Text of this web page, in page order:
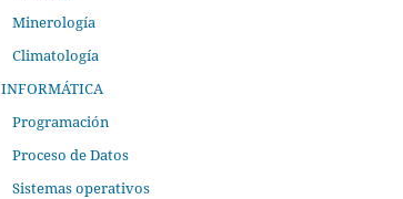
Minerología
Climatología
INFORMÁTICA
Programación
Proceso de Datos
Sistemas operativos